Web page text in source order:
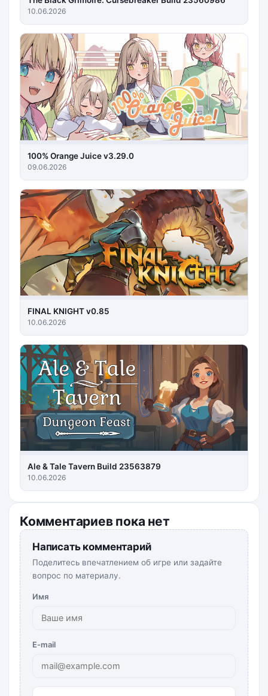
10.06.2026
100% Orange Juice v3.29.0
09.06.2026
FINAL KNIGHT v0.85
10.06.2026
Ale & Tale Tavern Build 23563879
10.06.2026
Комментариев пока нет
Написать комментарий
Поделитесь впечатлением об игре или задайте
вопрос по материалу.
Имя
E-mail